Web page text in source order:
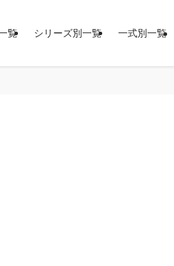
覧 シリーズ別一覧 一式別一覧